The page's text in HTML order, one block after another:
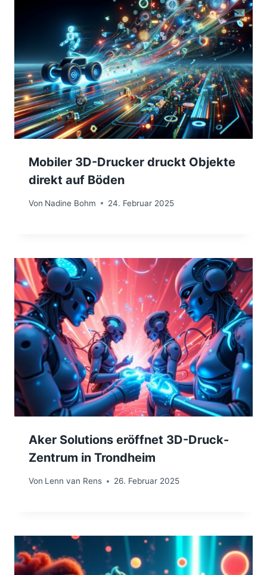
Mobiler 3D-Drucker druckt Objekte
direkt auf Böden
Von Nadine Bohm 24. Februar 2025
Aker Solutions eröffnet 3D-Druck-
Zentrum in Trondheim
Von Lenn van Rens 26. Februar 2025